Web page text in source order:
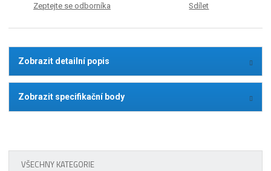
Zeptejte se odborníka Sdílet
Zobrazit detailní popis
Zobrazit specifikační body
VŠECHNY KATEGORIE